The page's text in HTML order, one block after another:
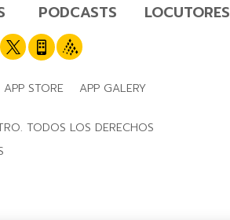
PODCASTS
LOCUTORES
APP STORE APP GALERY
TODOS LOS DERECHOS